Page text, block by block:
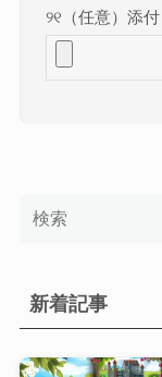
୨୧（任意）添
新着記事